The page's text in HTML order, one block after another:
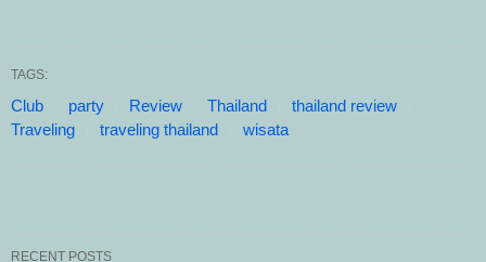
TAGS:
Club party Review Thailand
thailand review
Traveling
traveling thailand wisata
RECENT POSTS